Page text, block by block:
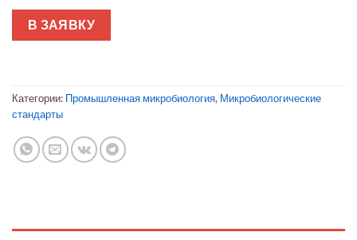
В ЗАЯВКУ
Категории: Промышленная микробиология, Микробиологические
стандарты